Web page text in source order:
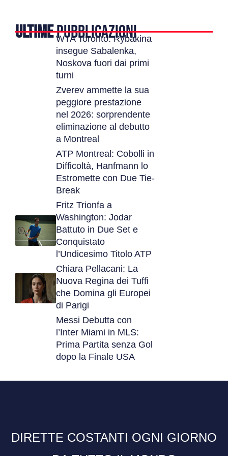
ULTIMEPUBBLICAZIONI
WTA Toronto: Rybakina
insegue Sabalenka,
Noskova fuori dai primi
turni
Zverev ammette la sua
peggiore prestazione
nel 2026: sorprendente
eliminazione al debutto
a Montreal
ATP Montreal: Cobolli in
Difficoltà, Hanfmann lo
Estromette con Due Tie-
Break
Fritz Trionfa a
Washington: Jodar
Battuto in Due Set e
Conquistato
l’Undicesimo Titolo ATP
Chiara Pellacani: La
Nuova Regina dei Tuffi
che Domina gli Europei
di Parigi
Messi Debutta con
l’Inter Miami in MLS:
Prima Partita senza Gol
dopo la Finale USA
DIRETTE COSTANTI OGNI GIORNO